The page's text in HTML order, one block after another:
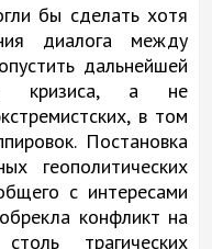
бы сделать хотя
диалога между
дальнейшей
кризиса, а не
в том
Постановка
геополитических
с интересами
конфликт на
трагических